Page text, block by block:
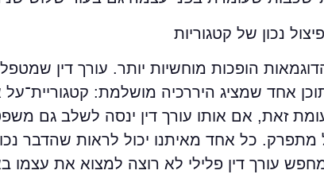
נכון של קטגוריות
הופכות מוחשיות יותר. עורך דין
תוכן אחד שמציג היררכיה מושלמת:
זאת, אם אותו עורך דין ינסה לשלב גם
כל אחד מאיתנו יכול לראות שהדבר
עורך דין פלילי לא רוצה למצוא את